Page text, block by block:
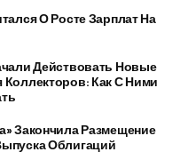
О Росте Зарплат На
Действовать Новые
Коллекторов: Как С Ними
Закончила Размещение
Облигаций